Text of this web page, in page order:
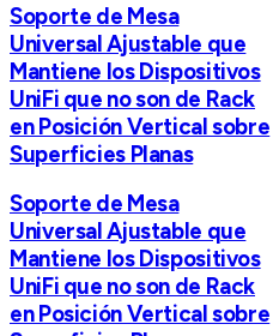
Soporte de Mesa
Universal Ajustable que
Mantiene los Dispositivos
UniFi que no son de Rack
en Posición Vertical sobre
Superficies Planas
Soporte de Mesa
Universal Ajustable que
Mantiene los Dispositivos
UniFi que no son de Rack
en Posición Vertical sobre